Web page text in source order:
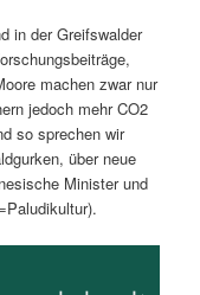
in der Greifswalder
machen zwar nur
jedoch mehr CO2
so sprechen wir
über neue
Minister und